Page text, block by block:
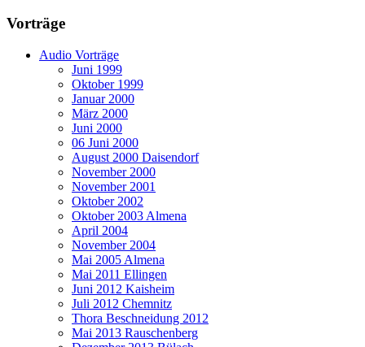
Vorträge
Audio Vorträge
Juni 1999
Oktober 1999
Januar 2000
März 2000
Juni 2000
06 Juni 2000
August 2000 Daisendorf
November 2000
November 2001
Oktober 2002
Oktober 2003 Almena
April 2004
November 2004
Mai 2005 Almena
Mai 2011 Ellingen
Juni 2012 Kaisheim
Juli 2012 Chemnitz
Thora Beschneidung 2012
Mai 2013 Rauschenberg